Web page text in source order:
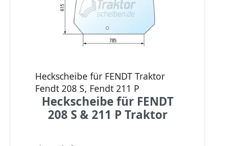
Heckscheibe für FENDT Traktor
Fendt 208 S, Fendt 211 P
Heckscheibe für FENDT
208 S & 211 P Traktor